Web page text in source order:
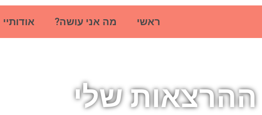
ראשי מה אני עושה? אודותיי
ההרצאות שלי